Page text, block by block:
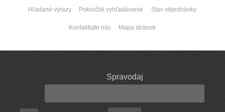
Hľadané výrazy Pokročilé vyhľadávanie Stav objednávky
Kontaktujte nás Mapa stránok
Spravodaj